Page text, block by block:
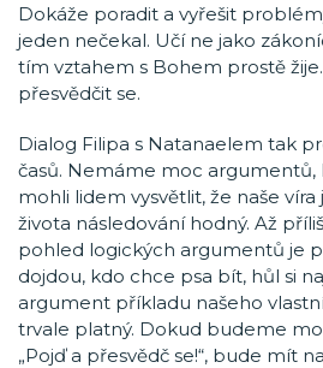
Dokáže poradit a vyřešit
jeden nečekal. Učí ne jako
tím vztahem s Bohem prostě
přesvědčit se.
Dialog Filipa s Natanaelem tak
časů. Nemáme moc
mohli lidem vysvětlit, že naše
života následování hodný. Až
pohled logických argumentů je
dojdou, kdo chce psa bít, hůl si
argument příkladu našeho
trvale platný. Dokud budeme
„Pojď a přesvědč se!“, bude mít